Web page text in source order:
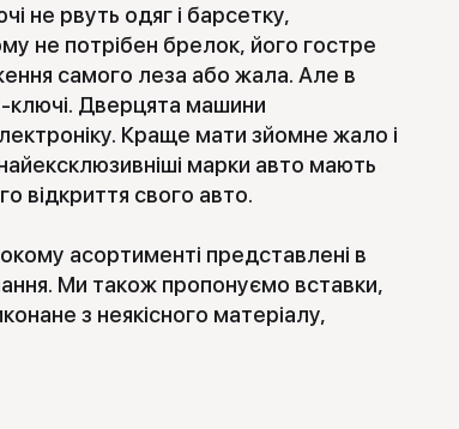
не рвуть одяг і барсетку,
не потрібен брелок, його гостре
самого леза або жала. Але в
ключі. Дверцята машини
Краще мати зйомне жало і
марки авто мають
відкриття свого авто.
асортименті представлені в
Ми також пропонуємо вставки,
з неякісного матеріалу,